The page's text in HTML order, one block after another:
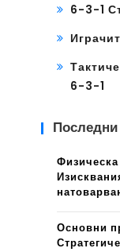
6-3-1
6-3-1
Основни